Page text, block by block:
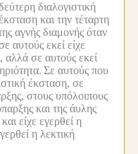
διαλογιστική
και την τέταρτη
αγνής διαμονής όταν
αυτούς εκεί είχε
αλλά σε αυτούς εκεί
Σε αυτούς που
έκσταση, σε
στους υπόλοιπους
και της άυλης
είχε εγερθεί η
η λεκτική